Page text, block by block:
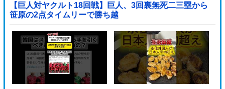
【巨人対ヤクルト18回戦】巨人、3回裏無死二三塁から
笹原の2点タイムリーで勝ち越
し！！！！！！！！！！！！！他